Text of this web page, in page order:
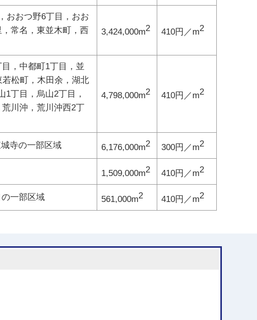
おおつ野6丁目，おお
常名，東並木町，西
3,424,000m2 410円／m2
，中都町1丁目，並
松町，木田余，湖北
丁目，烏山2丁目，
川沖，荒川沖西2丁
4,798,000m2 410円／m2
寺の一部区域 6,176,000m2 300円／m2
1,509,000m2 410円／m2
一部区域 561,000m2 410円／m2